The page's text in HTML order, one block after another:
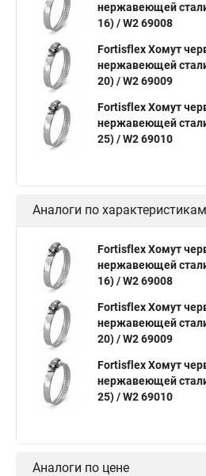
Хомут усиливающий Хомут 32
Хомут червячный
Хомут червячный мм
Хомуты для крепления трубопроводов
Хомут 24137 80 Хомут 120
Хомут оптом Хомут плоский
Номера хомутов Хомут обжимной
Хомут нейлоновый белый Хомут
Хомут червячный norma Хомут
Окпд 2 хомуты
Хомут нержавеющая сталь купить
Хомуты металлические для кабеля
Хомут 20 цена
Хомут на кабель канал Хомуты
Многоразовый хомут пластиковый с
нержавеющей
16) / W2 69008
Fortisflex Хомут
нержавеющей
20) / W2 69009
Fortisflex Хомут
нержавеющей
25) / W2 69010
Аналоги по характеристикам
Fortisflex Хомут
нержавеющей
16) / W2 69008
Fortisflex Хомут
нержавеющей
20) / W2 69009
Fortisflex Хомут
нержавеющей
25) / W2 69010
Аналоги по цене